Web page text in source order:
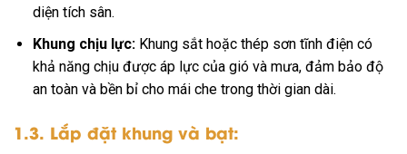
diện tích sân.
Khung chịu lực:Khung sắt hoặc thép sơn tĩnh điện có
khả năng chịu được áp lực của gió và mưa, đảm bảo độ
an toàn và bền bỉ cho mái che trong thời gian dài.
1.3. Lắp đặt khung và bạt: